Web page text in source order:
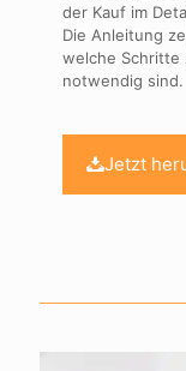
der Kauf im
Die Anleitung
welche Schritte
notwendig sind.
Jetzt